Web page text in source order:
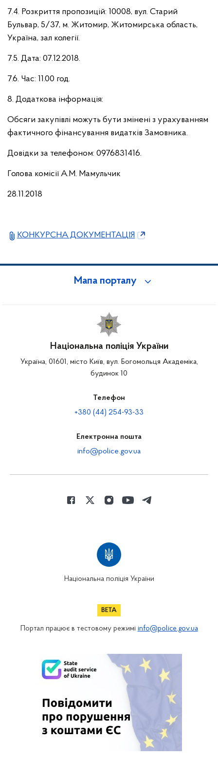
7.4. Розкриття пропозицій: 10008, вул. Старий
Бульвар, 5/37, м. Житомир, Житомирська область,
Україна, зал колегії.
7.5. Дата: 07.12.2018.
7.6. Час: 11.00 год.
8. Додаткова інформація:
Обсяги закупівлі можуть бути змінені з урахуванням
фактичного фінансування видатків Замовника.
Довідки за телефоном: 0976831416.
Голова комісії А.М. Мамульчик
28.11.2018
КОНКУРСНА ДОКУМЕНТАЦІЯ
Мапа порталу
Національна поліція України
Україна, 01601, місто Київ, вул. Богомольця Академіка,
будинок 10
Телефон
+380 (44) 254-93-33
Електронна пошта
info@police.gov.ua
Національна поліція України
Портал працює в тестовому режимі info@police.gov.ua